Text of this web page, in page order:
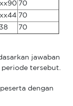
70
70
70
jawaban
tersebut.
dengan